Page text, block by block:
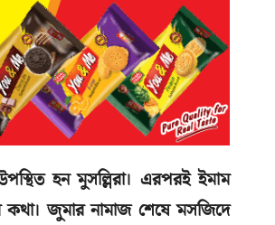
হন মুসল্লিরা। এরপরই ইমাম
কথা। জুমার নামাজ শেষে মসজিদে